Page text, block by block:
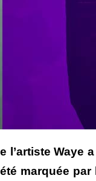
l’artiste
marquée